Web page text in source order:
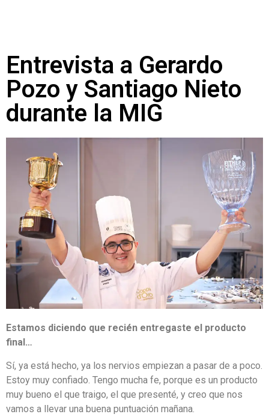
Entrevista a Gerardo
Pozo y Santiago Nieto
durante la MIG
Estamos diciendo que recién entregaste el producto
final…
Sí, ya está hecho, ya los nervios empiezan a pasar de a poco.
Estoy muy confiado. Tengo mucha fe, porque es un producto
muy bueno el que traigo, el que presenté, y creo que nos
vamos a llevar una buena puntuación mañana.